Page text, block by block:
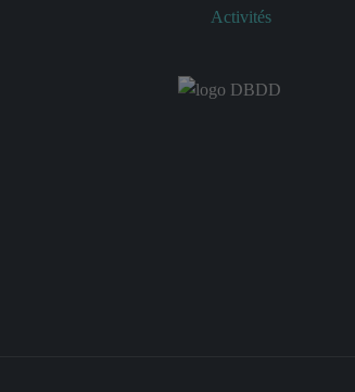
Activités